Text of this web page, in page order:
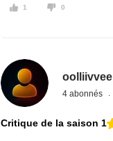
1 0
4 abonnés
Critique de la saison 1